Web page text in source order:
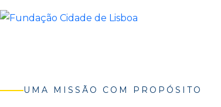
Skip
to
UMA MISSÃO COM PROPÓSITO